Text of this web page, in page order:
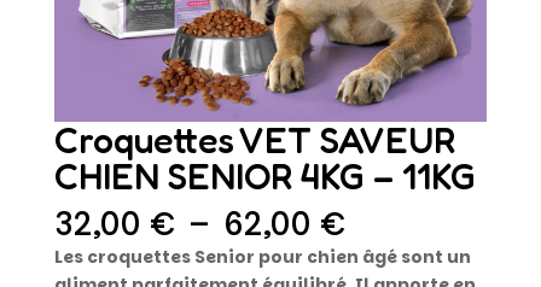
Croquettes VET SAVEUR
CHIEN SENIOR 4KG – 11KG
32,00 € – 62,00 €Plage
de
Les croquettes Senior pour chien âgé sont un